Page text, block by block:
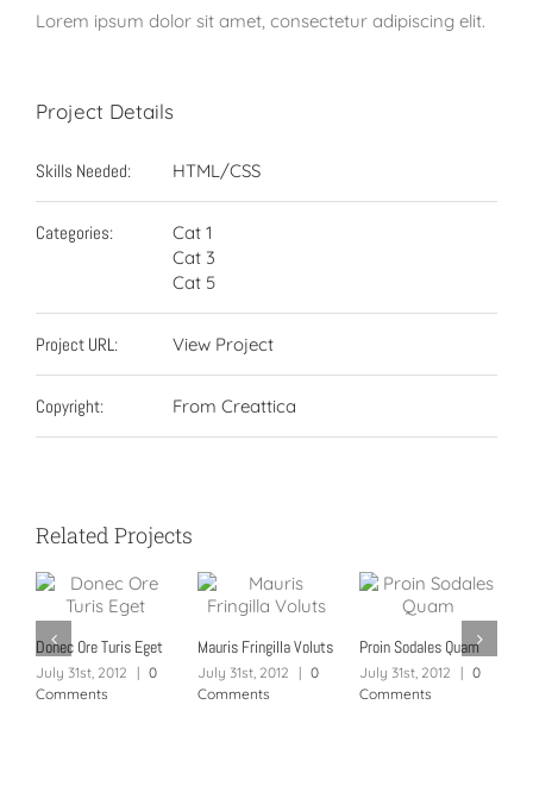
Lorem ipsum dolor sit amet, consectetur adipiscing elit.
Project Details
Skills Needed: HTML/CSS
Categories:
Cat 1
Cat 3
Cat 5
Project URL: View Project
Copyright: From Creattica
Related Projects
Donec Ore Turis Eget
July 31st, 2012 | 0
Comments
Mauris Fringilla Voluts
July 31st, 2012 | 0
Comments
Proin Sodales Quam
July 31st, 2012 | 0
Comments